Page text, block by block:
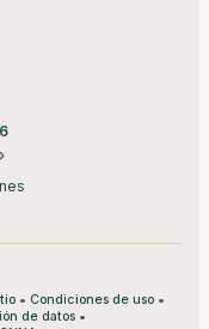
• Condiciones de uso•
de datos•